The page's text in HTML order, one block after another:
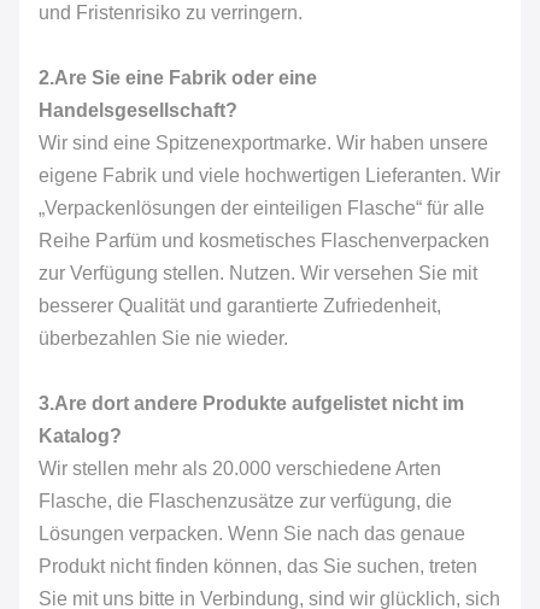
und Fristenrisiko zu verringern.
2.Are Sie eine Fabrik oder eine
Handelsgesellschaft?
Wir sind eine Spitzenexportmarke. Wir haben unsere
eigene Fabrik und viele hochwertigen Lieferanten. Wir
„Verpackenlösungen der einteiligen Flasche“ für alle
Reihe Parfüm und kosmetisches Flaschenverpacken
zur Verfügung stellen. Nutzen. Wir versehen Sie mit
besserer Qualität und garantierte Zufriedenheit,
überbezahlen Sie nie wieder.
3.Are dort andere Produkte aufgelistet nicht im
Katalog?
Wir stellen mehr als 20.000 verschiedene Arten
Flasche, die Flaschenzusätze zur verfügung, die
Lösungen verpacken. Wenn Sie nach das genaue
Produkt nicht finden können, das Sie suchen, treten
Sie mit uns bitte in Verbindung, sind wir glücklich, sich